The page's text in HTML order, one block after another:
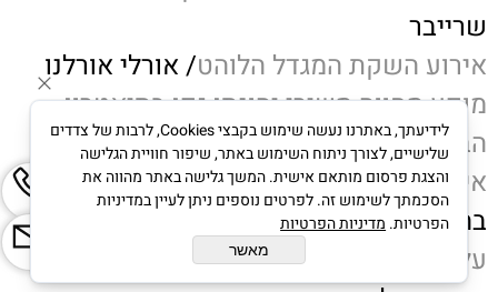
שרייבר
אירוע השקת המגדל הלוהט/ אורלי אורלנו
מופע מחווה משירי יהונתן גפן בתיאטרון
הבימה/ צביה ויצמן כספי
אירוע שירי זמן בבית אצג בירושלים/ נוגה
בהירי
על המופע גלות ומלכותבמדיטק חולון/
לידיעתך, באתרנו נעשה שימוש בקבצי Cookies, לרבות של צדדים
שלישיים, לצורך ניתוח השימוש באתר, שיפור חוויית הגלישה
והצגת פרסום מותאם אישית. המשך גלישה באתר מהווה את
הסכמתך לשימוש זה. לפרטים נוספים ניתן לעיין במדיניות
הפרטיות. מדיניות הפרטיות
מאשר